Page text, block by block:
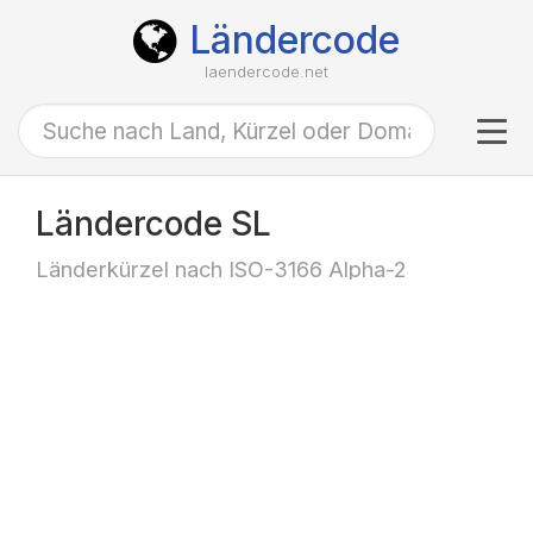
Ländercode
laendercode.net
Ländercode SL
Länderkürzel nach ISO-3166 Alpha-2